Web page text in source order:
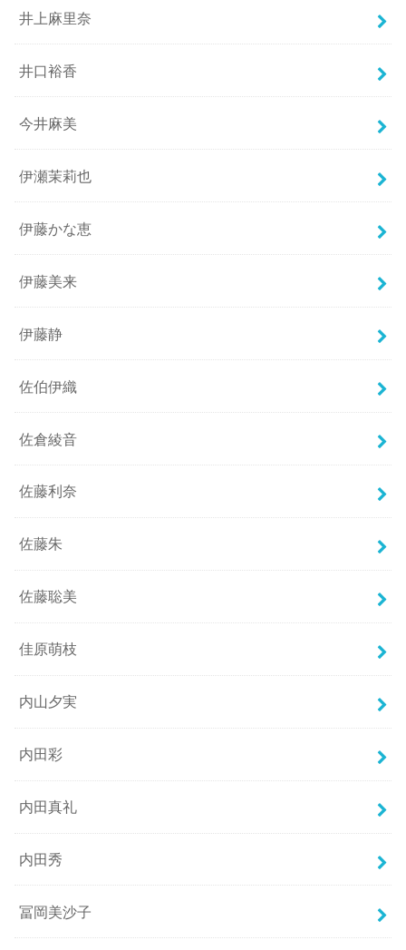
井上麻里奈
井口裕香
今井麻美
伊瀬茉莉也
伊藤かな恵
伊藤美来
伊藤静
佐伯伊織
佐倉綾音
佐藤利奈
佐藤朱
佐藤聡美
佳原萌枝
内山夕実
内田彩
内田真礼
内田秀
冨岡美沙子